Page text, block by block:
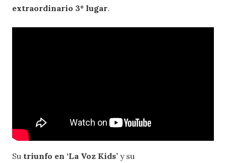
extraordinario 3º lugar.
Su triunfo en ‘La Voz Kids’ y su